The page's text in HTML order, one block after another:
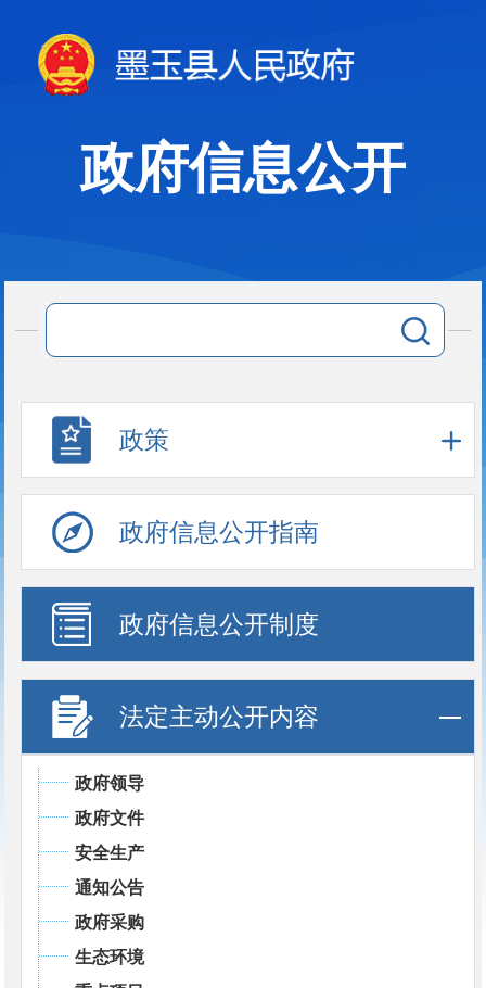
政府信息公开
政策
政府信息公开指南
政府信息公开制度
法定主动公开内容
政府领导
政府文件
安全生产
通知公告
政府采购
生态环境